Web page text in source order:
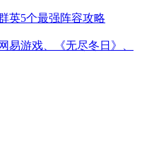
英5个最强阵容攻略
易游戏、《无尽冬日》、